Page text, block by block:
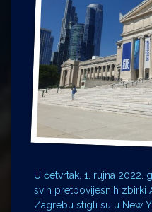
Mario Lovreković
Miroslav Šantek
U četvrtak, 1. rujna
svih pretpovijesnih zbirki
Zagrebu stigli su u New